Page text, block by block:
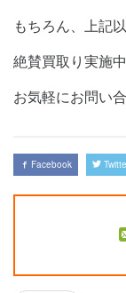
もちろん、上記
絶賛買取り実施中
お気軽にお問い
Facebook